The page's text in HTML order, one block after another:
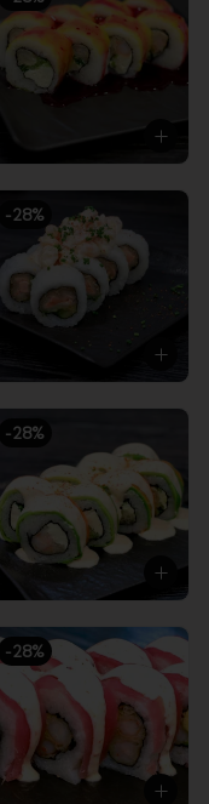
-28%
-28%
-28%